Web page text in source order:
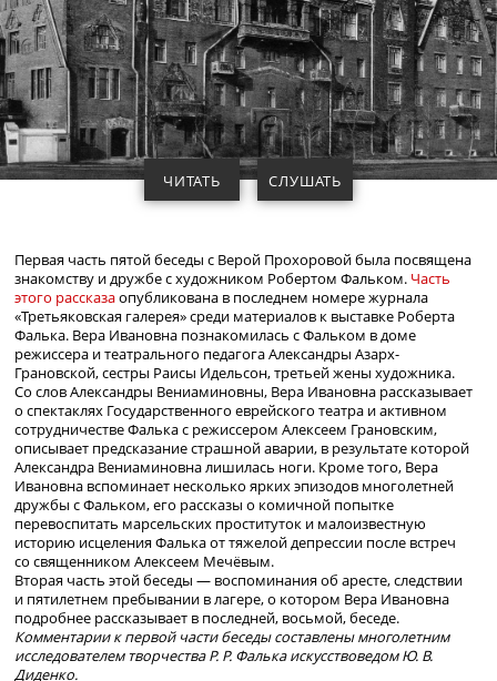
ЧИТАТЬ СЛУШАТЬ
Первая часть пятой беседы с Верой Прохоровой была посвящена
знакомству и дружбе с художником Робертом Фальком. Часть
этого рассказаопубликована в последнем номере журнала
«Третьяковская галерея» среди материалов к выставке Роберта
Фалька. Вера Ивановна познакомилась с Фальком в доме
режиссера и театрального педагога Александры Азарх-
Грановской, сестры Раисы Идельсон, третьей жены художника.
Со слов Александры Вениаминовны, Вера Ивановна рассказывает
о спектаклях Государственного еврейского театра и активном
сотрудничестве Фалька с режиссером Алексеем Грановским,
описывает предсказание страшной аварии, в результате которой
Александра Вениаминовна лишилась ноги. Кроме того, Вера
Ивановна вспоминает несколько ярких эпизодов многолетней
дружбы с Фальком, его рассказы о комичной попытке
перевоспитать марсельских проституток и малоизвестную
историю исцеления Фалька от тяжелой депрессии после встреч
со священником Алексеем Мечёвым.
Вторая часть этой беседы —воспоминания об аресте, следствии
и пятилетнем пребывании в лагере, о котором Вера Ивановна
подробнее рассказывает в последней, восьмой, беседе.
Комментарии к первой части беседы составлены многолетним
исследователем творчества Р. Р. Фалька искусствоведом Ю. В.
Диденко.